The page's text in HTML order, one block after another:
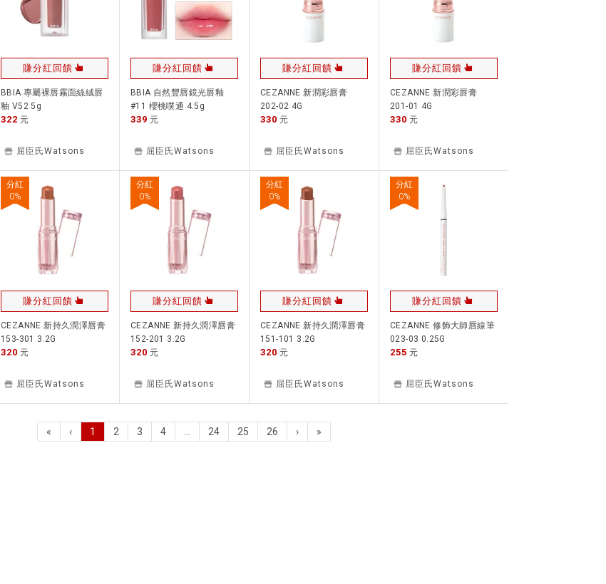
賺分紅回饋
BBIA 專屬裸唇霧面絲絨唇
釉 V52 5g
322 元
屈臣氏Watsons
賺分紅回饋
BBIA 自然豐唇鏡光唇釉
#11 櫻桃噗通 4.5g
339 元
屈臣氏Watsons
賺分紅回饋
CEZANNE 新潤彩唇膏
202-02 4G
330 元
屈臣氏Watsons
賺分紅回饋
CEZANNE 新潤彩唇膏
201-01 4G
330 元
屈臣氏Watsons
分紅
0%
賺分紅回饋
CEZANNE 新持久潤澤唇膏
153-301 3.2G
320 元
屈臣氏Watsons
分紅
0%
賺分紅回饋
CEZANNE 新持久潤澤唇膏
152-201 3.2G
320 元
屈臣氏Watsons
分紅
0%
賺分紅回饋
CEZANNE 新持久潤澤唇膏
151-101 3.2G
320 元
屈臣氏Watsons
分紅
0%
賺分紅回饋
CEZANNE 修飾大師唇線筆
023-03 0.25G
255 元
屈臣氏Watsons
« ‹ 1 (current)
2 3 4 24 25 26 › »